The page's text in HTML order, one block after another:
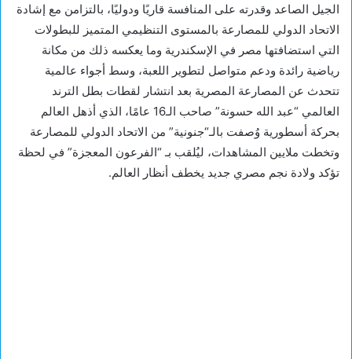
الجيل الصاعد وقدرته على المنافسة قاريًا ودوليًا، بالتزامن مع إشادة
الاتحاد الدولي للمصارعة بالمستوى التنظيمي المتميز للبطولات
التي استضافتها مصر في الإسكندرية وما يعكسه ذلك من مكانة
رياضية رائدة ودعم متواصل لتطوير اللعبة، وسط أجواء عالمية
تتحدث عن المصارعة المصرية بعد انتشار لقطات بطل الترند
العالمي “عبد الله حسونة” صاحب الـ16 عامًا، الذي أذهل العالم
بحركة أسطورية وُصفت بالـ“جنونية” من الاتحاد الدولي للمصارعة
وتخطت ملايين المشاهدات، ليُلقب بـ “الفرعون المعجزة” في لحظة
تؤكد ولادة نجم مصري جديد يخطف أنظار العالم.